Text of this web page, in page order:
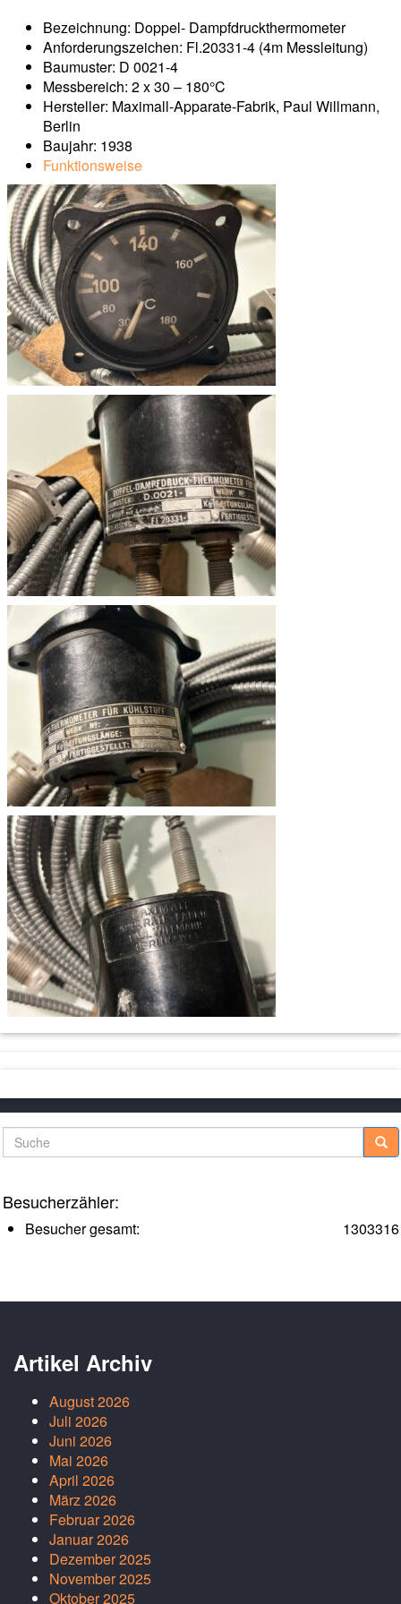
Bezeichnung: Doppel- Dampfdruckthermometer
Anforderungszeichen: Fl.20331-4 (4m Messleitung)
Baumuster: D 0021-4
Messbereich: 2 x 30 – 180°C
Hersteller: Maximall-Apparate-Fabrik, Paul Willmann,
Berlin
Baujahr: 1938
Funktionsweise
Suche
Besucherzähler:
1303316
Besucher gesamt:
Artikel Archiv
August 2026
Juli 2026
Juni 2026
Mai 2026
April 2026
März 2026
Februar 2026
Januar 2026
Dezember 2025
November 2025
Oktober 2025